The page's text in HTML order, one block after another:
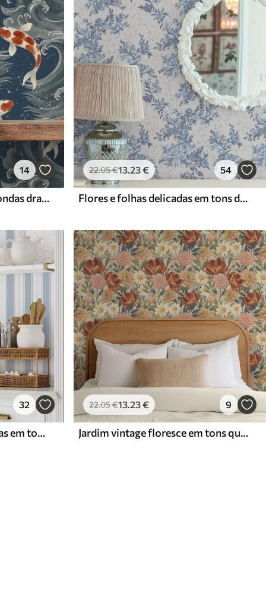
14
Peixes koi nadando entre ondas dramáticas do oceano
22.05€13.23€ 54
Flores e folhas delicadas em tons de azul e azul sobre um fundo claro
32
Versão com riscas repetidas em tons de cinzento-azul
22.05€13.23€ 9
Jardim vintage floresce em tons quentes de terracota e pêssego